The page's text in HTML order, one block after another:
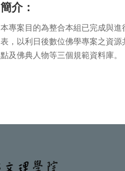
簡介：
本專案目的為整合本組已完成與
表，以利日後數位佛學專案之資
點及佛典人物等三個規範資料庫。